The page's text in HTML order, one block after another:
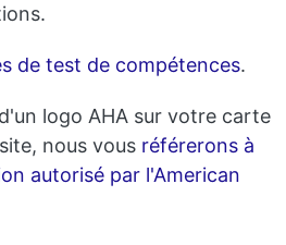
de test de compétences.
logo AHA sur votre carte
nous vous référerons à
autorisé par l'American